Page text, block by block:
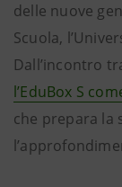
delle nuove
Scuola,
Dall’incontro
l’EduBox S
che prepara la